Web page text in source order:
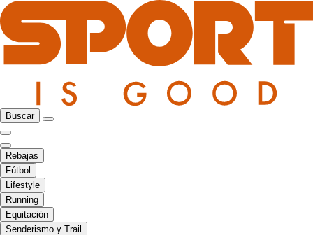
Buscar
Rebajas
Fútbol
Lifestyle
Running
Equitación
Senderismo y Trail